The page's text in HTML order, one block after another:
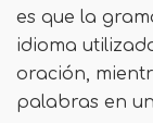
es que la
idioma
oración,
palabras en